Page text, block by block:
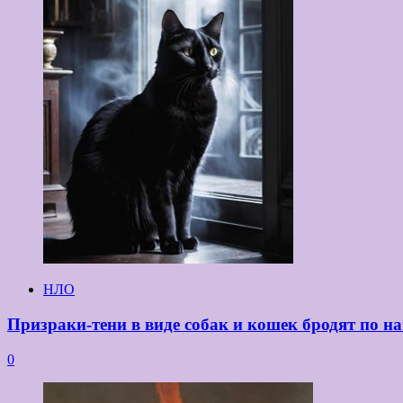
НЛО
Призраки-тени в виде собак и кошек бродят по
0